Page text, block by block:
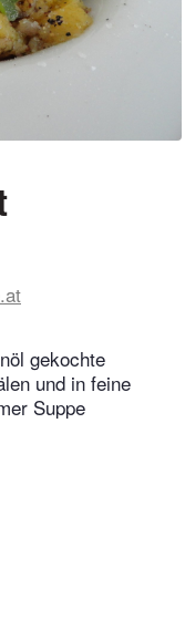
gekochte
und in feine
Suppe